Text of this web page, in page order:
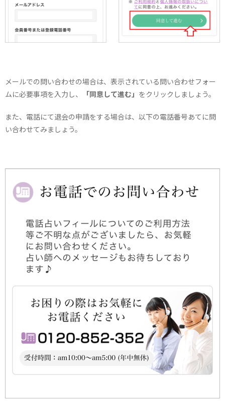
メールでの問い合わせの場合は、表示されている問い合わせフォー
ムに必要事項を入力し、
「同意して進む」 をクリックしましょう。
また、電話にて退会の申請をする場合は、以下の電話番号あてに問
い合わせてみましょう。